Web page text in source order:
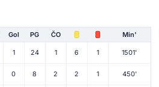
Gol PG ČO Min'
1 24 1 6 1 1501'
0 8 2 2 1 450'